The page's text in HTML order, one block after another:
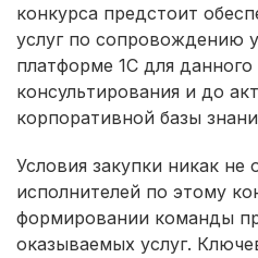
конкурса предстоит
услуг по сопровождению
платформе 1С для
консультирования и до
корпоративной базы
Условия закупки никак не
исполнителей по этому
формировании команды
оказываемых услуг.